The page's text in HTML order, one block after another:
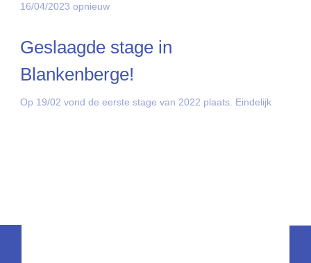
16/04/2023 opnieuw
Geslaagde stage in
Blankenberge!
Op 19/02 vond de eerste stage van 2022 plaats. Eindelijk